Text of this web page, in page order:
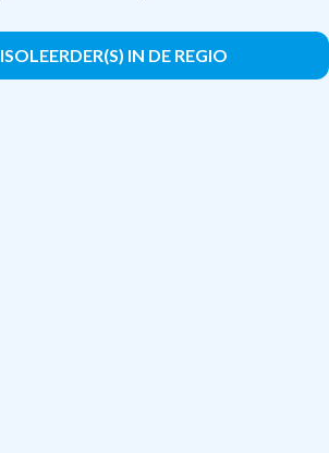
IN DE REGIO